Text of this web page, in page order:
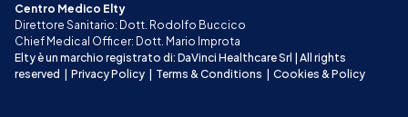
Centro Medico Elty
Direttore Sanitario: Dott. Rodolfo Buccico
Chief Medical Officer: Dott. Mario Improta
Elty è un marchio registrato di: DaVinci Healthcare Srl | All rights
reserved
Privacy Policy Terms & Conditions Cookies & Policy